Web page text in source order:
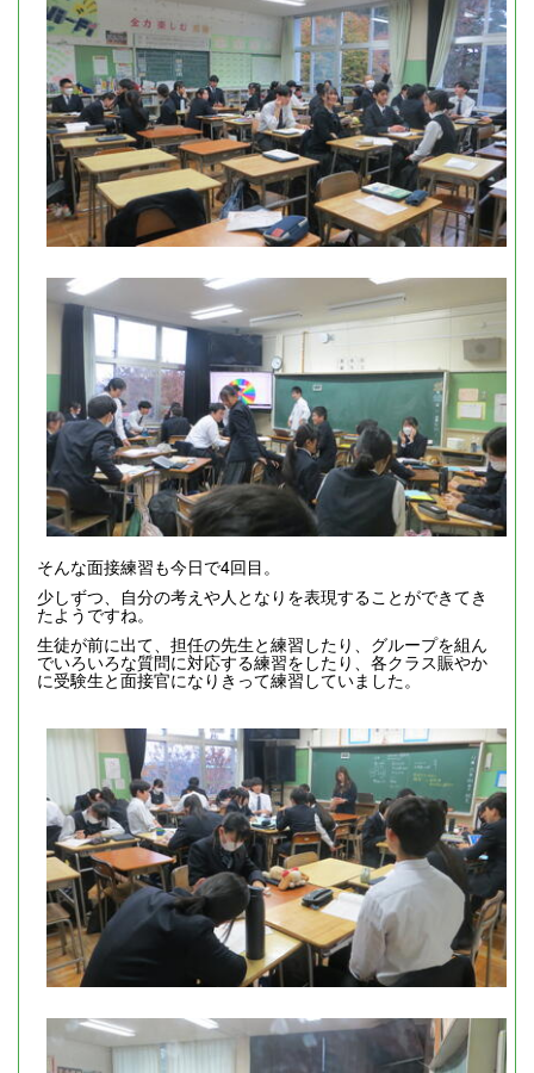
そんな面接練習も今日で4回目。
少しずつ、自分の考えや人となりを表現することができてき
たようですね。
生徒が前に出て、担任の先生と練習したり、グループを組ん
でいろいろな質問に対応する練習をしたり、各クラス賑やか
に受験生と面接官になりきって練習していました。